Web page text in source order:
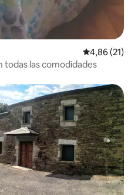
Calificación
4,86 (21)
todas las comodidades